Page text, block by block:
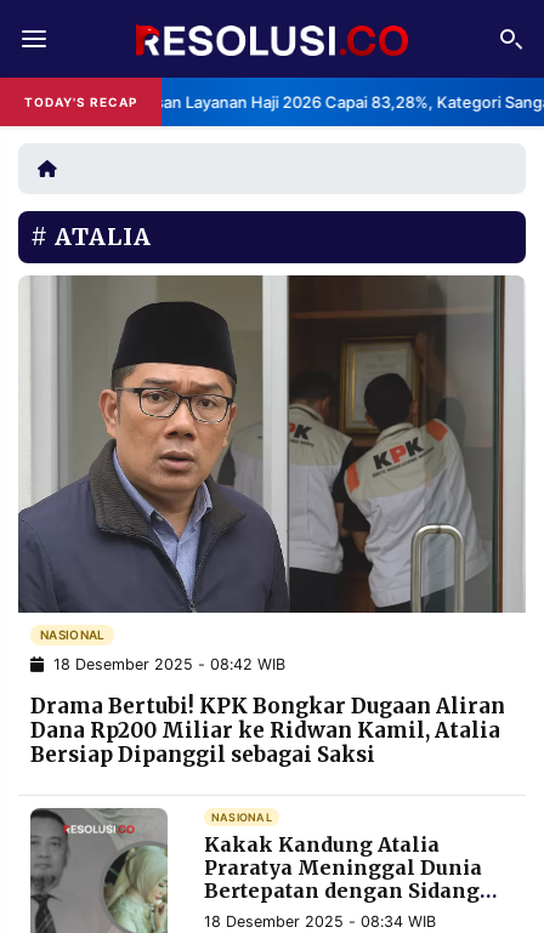
TODAY'S RECAP
Kepuasan Layanan Haji 2026 Capai 83,28%, Kategori Sangat
REDAKSI TENTANG
RESOLUSI IKLAN
RUBRIKASI
EDITORIAL AKSARA
PERSONA
NASIONAL
SPORT
INFORMASI
PRIVACY
POLICY
BERITA
WARGA
INFORMASI
IKLAN
KIRIM
PENGADUAN TERM
OF
SERVICE
IKUTI
KAMI
ATALIA
NASIONAL
18 Desember 2025 - 08:42 WIB
Drama Bertubi! KPK Bongkar Dugaan Aliran
Dana Rp200 Miliar ke Ridwan Kamil, Atalia
Bersiap Dipanggil sebagai Saksi
NASIONAL
Kakak Kandung Atalia
Praratya Meninggal Dunia
Bertepatan dengan Sidang
Perdana Perceraian
18 Desember 2025 - 08:34 WIB